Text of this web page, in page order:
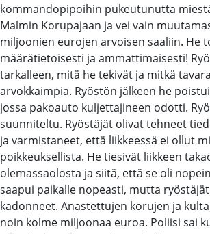
kommandopipoihin pukeutunutta
Malmin Korupajaan ja vei vain
miljoonien eurojen arvoisen saaliin. He
määrätietoisesti ja ammattimaisesti!
tarkalleen, mitä he tekivät ja mitkä
arvokkaimpia. Ryöstön jälkeen he
jossa pakoauto kuljettajineen odotti.
suunniteltu. Ryöstäjät olivat tehneet
ja varmistaneet, että liikkeessä ei ollut
poikkeuksellista. He tiesivät liikkeen
olemassaolosta ja siitä, että se oli
saapui paikalle nopeasti, mutta
kadonneet. Anastettujen korujen ja
noin kolme miljoonaa euroa. Poliisi sai